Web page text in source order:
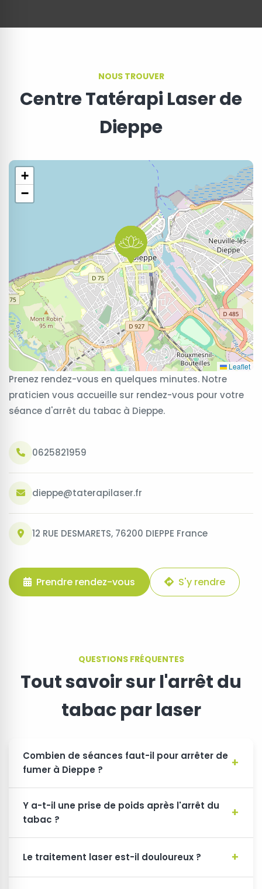
NOUS TROUVER
Centre Tatérapi Laser de
Dieppe
+
−
Leaflet
Prenez rendez-vous en quelques minutes. Notre
praticien vous accueille sur rendez-vous pour votre
séance d'arrêt du tabac à Dieppe.
0625821959
dieppe@taterapilaser.fr
12 RUE DESMARETS, 76200 DIEPPE France
Prendre rendez-vous S'y rendre
QUESTIONS FRÉQUENTES
Tout savoir sur l'arrêt du
tabac par laser
Combien de séances faut-il pour arrêter de
fumer à Dieppe ?
Y a-t-il une prise de poids après l'arrêt du
tabac ?
Le traitement laser est-il douloureux ?